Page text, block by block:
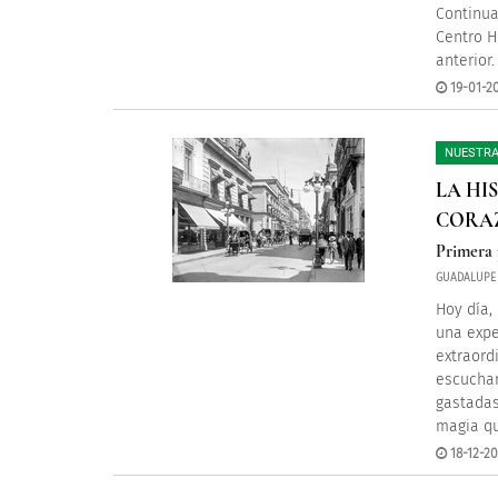
Centro
anterior.
19-01-
LA
Primera
Hoy
una
magia
18-12-